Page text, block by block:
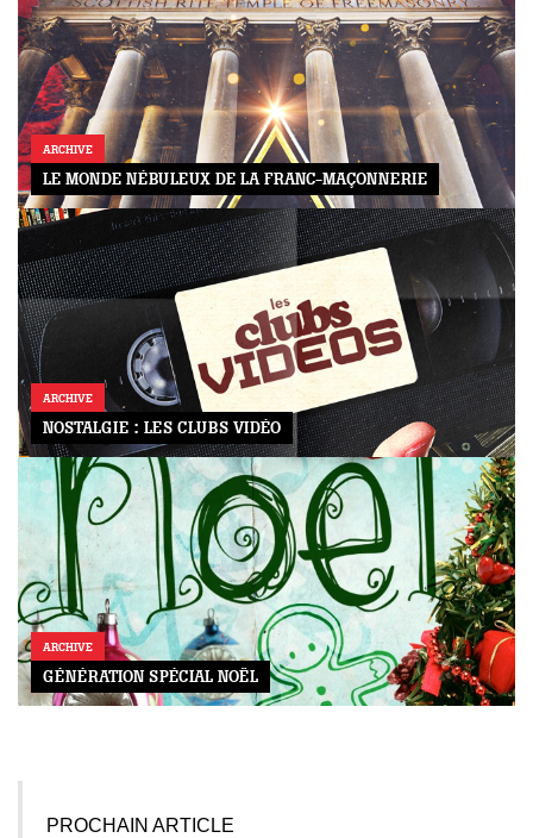
ARCHIVE
LE MONDE NÉBULEUX DE LA FRANC-MAÇONNERIE
ARCHIVE
NOSTALGIE : LES CLUBS VIDÉO
ARCHIVE
GÉNÉRATION SPÉCIAL NOËL
PROCHAIN ARTICLE